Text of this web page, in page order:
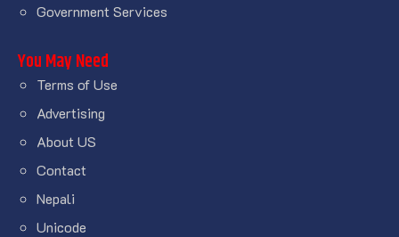
Government Services
You May Need
Terms of Use
Advertising
About US
Contact
Nepali
Unicode